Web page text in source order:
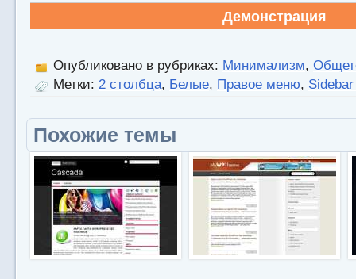
Демонстрация
Опубликовано в рубриках: Минимализм,
Метки: 2 столбца, Белые, Правое меню,
Похожие темы